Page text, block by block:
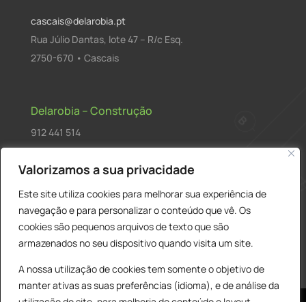
Valorizamos a sua privacidade
Este site utiliza cookies para melhorar sua experiência de
navegação e para personalizar o conteúdo que vê. Os
cookies são pequenos arquivos de texto que são
armazenados no seu dispositivo quando visita um site.
A nossa utilização de cookies tem somente o objetivo de
manter ativas as suas preferências (idioma), e de análise da
cascais@delarobia.pt
Rua Júlio Dantas, lote 47 – R/c Esq.
2750-670 • Cascais
Delarobia – Construção
912 441 514
R. António Andrade, 1171
2820-287 • Charneca de Caparica
Products
search PESQUISAR